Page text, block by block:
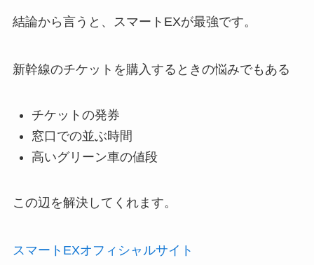
結論から言うと、 スマートEXが最強です。
新幹線のチケットを購入するときの悩みでもある
チケットの発券
窓口での並ぶ時間
高いグリーン車の値段
この辺を解決してくれます。
スマートEXオフィシャルサイト